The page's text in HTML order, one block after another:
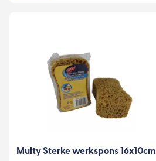
Multy Sterke werkspons 16x10cm